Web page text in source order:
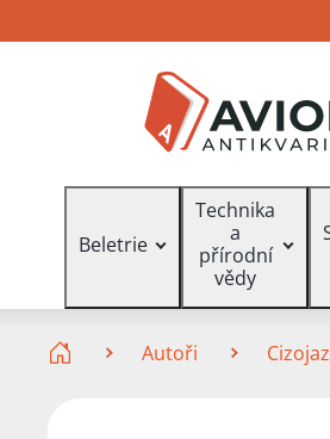
na
na
na
Vyhledávání
Beletrie
Technika
a
přírodní
vědy
Autoři